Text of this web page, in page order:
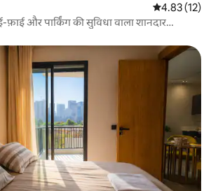
औसत रेटिंग 5 में
4.83 (12)
फ़ाई और पार्किंग की सुविधा वाला शानदार